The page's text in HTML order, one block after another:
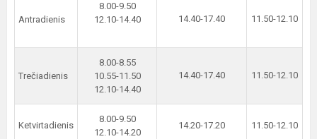
Antradienis
8.00-9.50
12.10-14.40
14.40-17.40 11.50-12.10
Trečiadienis
8.00-8.55
10.55-11.50
12.10-14.40
14.40-17.40 11.50-12.10
Ketvirtadienis
8.00-9.50
12.10-14.20
14.20-17.20 11.50-12.10